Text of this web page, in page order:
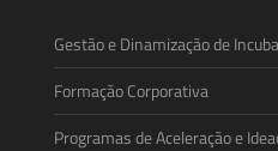
Gestão e Dinamização de
Formação Corporativa
Programas de Aceleração e